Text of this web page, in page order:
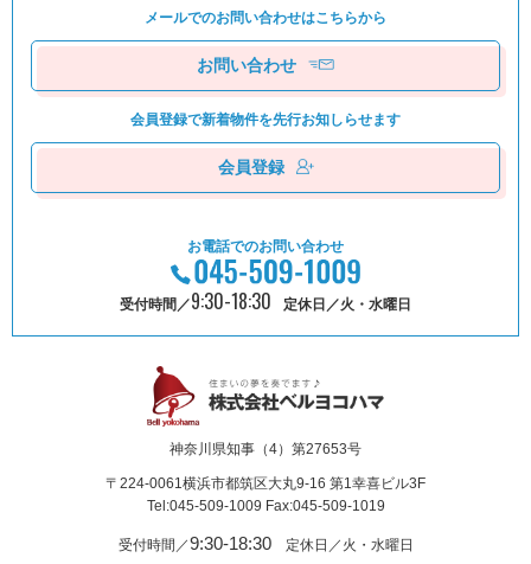
メールでのお問い合わせはこちらから
お問い合わせ
会員登録で新着物件を先⾏お知しらせます
会員登録
お電話でのお問い合わせ
受付時間／9:30-18:30 定休日／火・水曜日
神奈川県知事（4）第27653号
〒224-0061 横浜市都筑区⼤丸9-16 第1幸喜ビル3F
Tel:045-509-1009 Fax:045-509-1019
受付時間／9:30-18:30定休日／火・水曜日